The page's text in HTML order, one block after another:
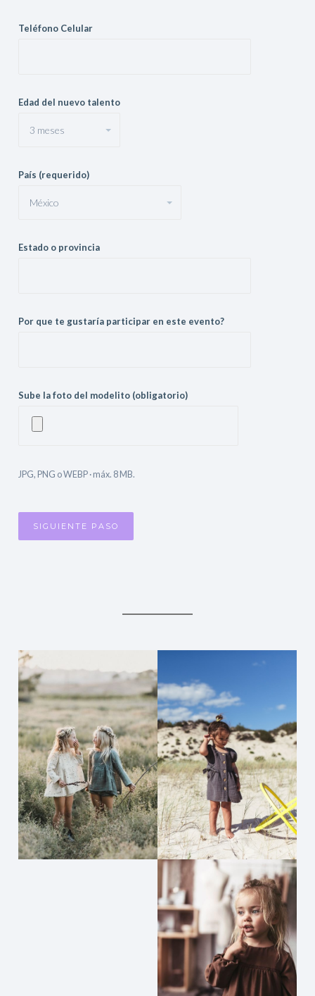
Teléfono Celular
Edad del nuevo talento
País (requerido)
Estado o provincia
Por que te gustaría participar en este evento?
Sube la foto del modelito (obligatorio)
JPG, PNG o WEBP · máx. 8 MB.